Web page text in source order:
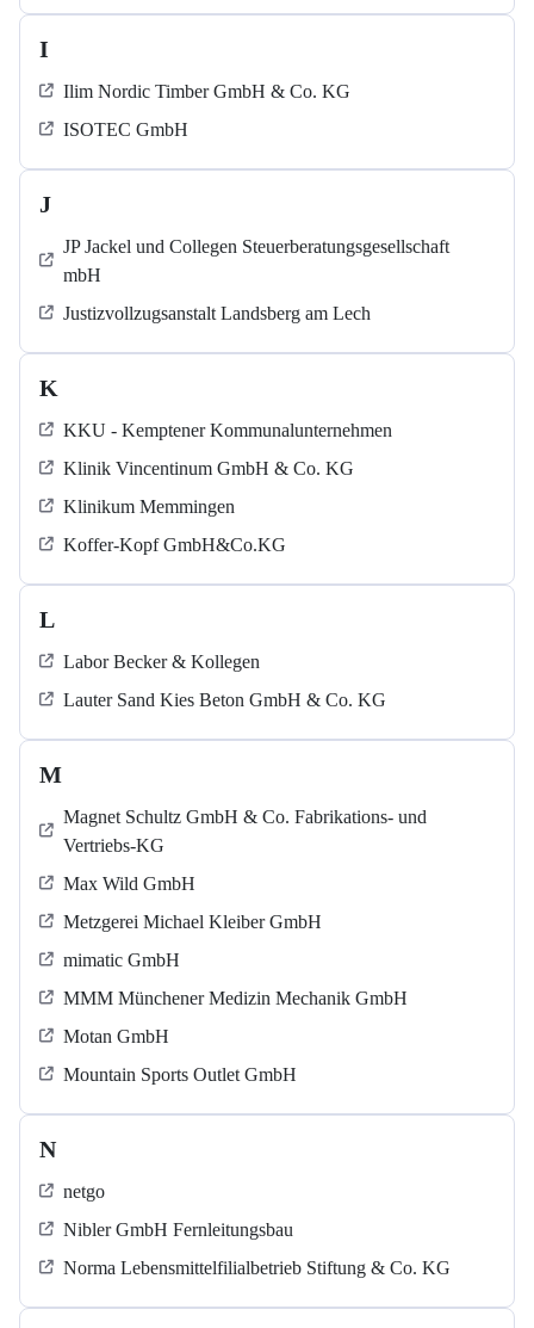
I
Ilim Nordic Timber GmbH & Co. KG
ISOTEC GmbH
J
JP Jackel und Collegen Steuerberatungsgesellschaft
mbH
Justizvollzugsanstalt Landsberg am Lech
K
KKU - Kemptener Kommunalunternehmen
Klinik Vincentinum GmbH & Co. KG
Klinikum Memmingen
Koffer-Kopf GmbH&Co.KG
L
Labor Becker & Kollegen
Lauter Sand Kies Beton GmbH & Co. KG
M
Magnet Schultz GmbH & Co. Fabrikations- und
Vertriebs-KG
Max Wild GmbH
Metzgerei Michael Kleiber GmbH
mimatic GmbH
MMM Münchener Medizin Mechanik GmbH
Motan GmbH
Mountain Sports Outlet GmbH
N
netgo
Nibler GmbH Fernleitungsbau
Norma Lebensmittelfilialbetrieb Stiftung & Co. KG